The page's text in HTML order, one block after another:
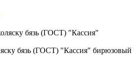
бязь (ГОСТ) "Кассия" бирюзовый